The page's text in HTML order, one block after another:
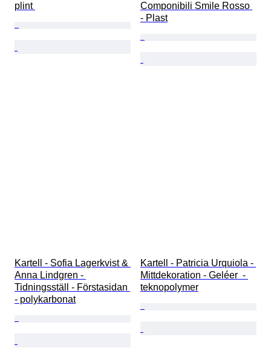
plint
Componibili Smile Rosso
- Plast
Kartell - Sofia Lagerkvist &
Anna Lindgren -
Tidningsställ - Förstasidan
- polykarbonat
Kartell - Patricia Urquiola -
Mittdekoration - Geléer  -
teknopolymer